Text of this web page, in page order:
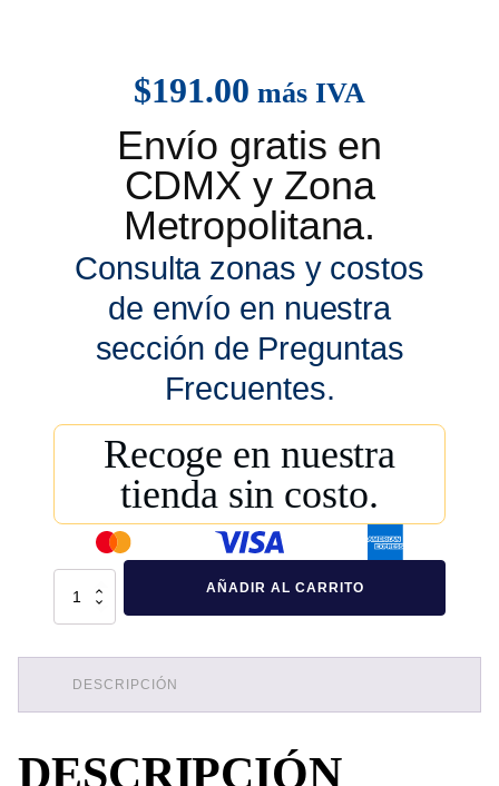
$191.00 más IVA
Envío gratis en
CDMX y Zona
Metropolitana.
Consulta zonas y costos
de envío en nuestra
sección de Preguntas
Frecuentes.
Recoge en nuestra
tienda sin costo.
PC-
AÑADIR AL CARRITO
DESCRIPCIÓN
DESCRIPCIÓN